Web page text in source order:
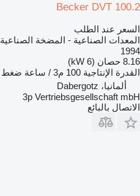
Becker DVT 100.2
السعر عند الطلب
المعدات الصناعية - المضخة الصناعية
1994
8.16 حصان (6 kW)
القدرة الإنتاجية 100 م3 / ساعة ضغط
ألمانيا، Dabergotz
3p Vertriebsgesellschaft mbH
الاتصال بالبائع